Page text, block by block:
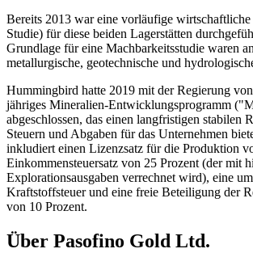
Bereits 2013 war eine vorläufige
Studie) für diese beiden Lagerstätten
Grundlage für eine Machbarkeitsstudie waren
metallurgische, geotechnische und
Hummingbird hatte 2019 mit der Regierung
jähriges Mineralien-Entwicklungsprogramm
abgeschlossen, das einen langfristigen stabilen
Steuern und Abgaben für das Unternehmen
inkludiert einen Lizenzsatz für die Produktion
Einkommensteuersatz von 25 Prozent (der mit
Explorationsausgaben verrechnet wird), eine
Kraftstoffsteuer und eine freie Beteiligung der
von 10 Prozent.
Über Pasofino Gold Ltd.